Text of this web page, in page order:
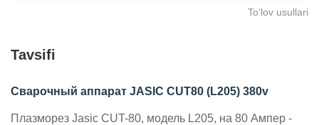
To‘lov usullari
Tavsifi
Сварочный аппарат JASIC CUT80 (L205) 380v
Плазморез Jasic CUT-80, модель L205, на 80 Ампер -